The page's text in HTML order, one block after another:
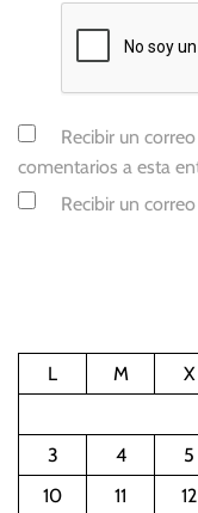
e
t
Recibir un
comentarios a esta
Recibir un
L
M X
3
4 5
10
11 12